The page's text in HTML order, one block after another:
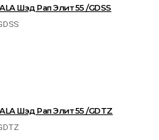
Шэд Рап Элит 55 /GDSS
Шэд Рап Элит 55 /GDTZ